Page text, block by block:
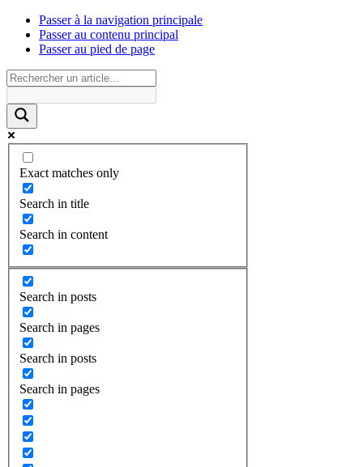
Passer à la navigation principale
Passer au contenu principal
Passer au pied de page
Exact matches only
Search in title
Search in content
Search in posts
Search in pages
Search in posts
Search in pages